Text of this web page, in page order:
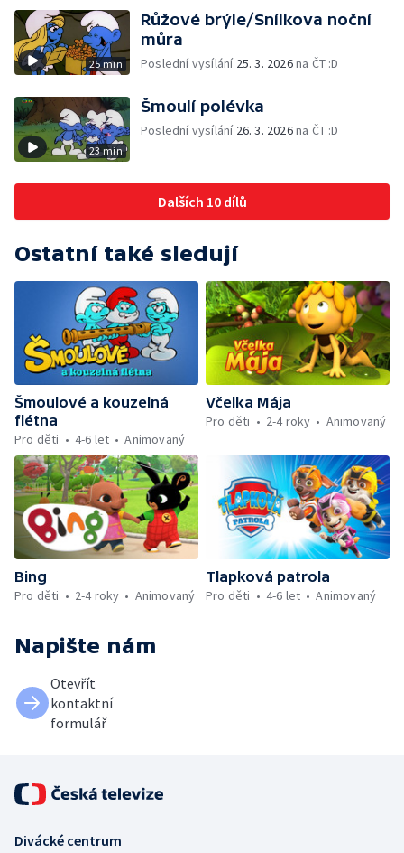
25 min
Růžové brýle/Snílkova noční
můra
Poslední vysílání 25. 3. 2026na ČT :D
23 min
Šmoulí polévka
Poslední vysílání 26. 3. 2026na ČT :D
Dalších 10 dílů
Ostatní také sledují
Šmoulové a kouzelná
flétna
Pro děti
4-6 let Animovaný
Včelka Mája
Pro děti
2-4 roky Animovaný
Bing
Pro děti
2-4 roky Animovaný
Tlapková patrola
Pro děti
4-6 let Animovaný
Napište nám
Otevřít
kontaktní
formulář
Divácké centrum